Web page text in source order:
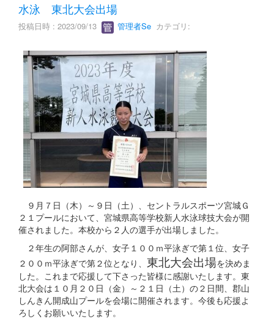
水泳 東北大会出場
投稿日時 : 2023/09/13 管理者Se カテゴリ:
９月７日（木）～９日（土）、セントラルスポーツ宮城Ｇ
２１プールにおいて、宮城県高等学校新人水泳球技大会が開
催されました。本校から２人の選手が出場しました。
２年生の阿部さんが、女子１００ｍ平泳ぎで第１位、女子
２００ｍ平泳ぎで第２位となり、 東北大会出場を決めま
した。これまで応援して下さった皆様に感謝いたします。東
北大会は１０月２０日（金）～２１日（土）の２日間、郡山
しんきん開成山プールを会場に開催されます。今後も応援よ
ろしくお願いいたします。